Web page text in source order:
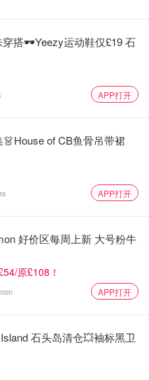
别用小盒子和纸质的袋子
穿搭🕶️Yeezy运动鞋仅£19 石
APP打开
of CB鱼骨吊带裙
APP打开
好价区每周上新 大号粉牛
原£108！
APP打开
石头岛清仓💥袖标黑卫